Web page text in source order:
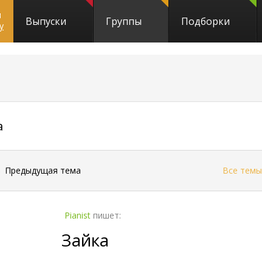
Выпуски Группы Подборки
Предыдущая тема Все темы
Pianist пишет:
Зайка